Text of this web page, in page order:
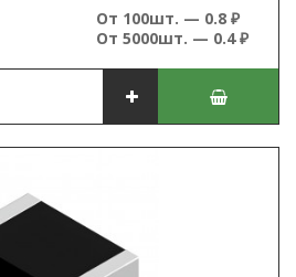
От 100шт. — 0.8 ₽
От 5000шт. — 0.4 ₽